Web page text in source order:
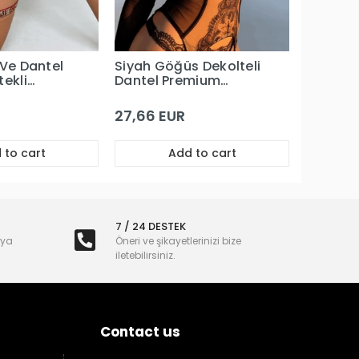
Ve Dantel
to cart
Siyah Göğüs Dekolteli
Dantel Premium
Takım
27,66 EUR
Add to cart
7 / 24 DESTEK
Öneri ve şikayetlerinizi bize
iletebilirsiniz.
Contact us